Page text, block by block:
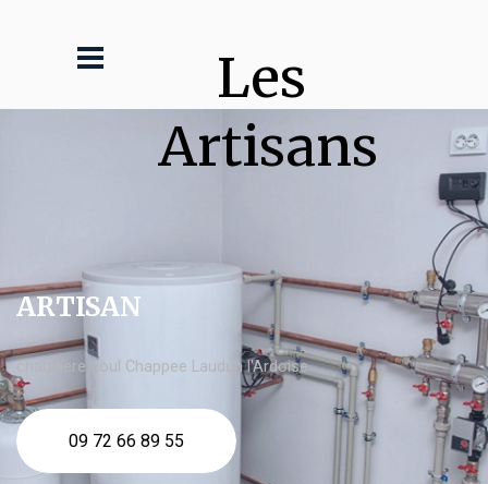
Les
Artisans
ARTISAN
chaudière fioul Chappee Laudun l'Ardoise
09 72 66 89 55